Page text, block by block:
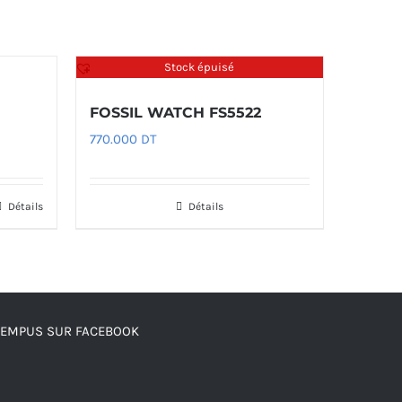
Détails
Stock épuisé
FOSSIL WATCH FS5522
770.000 DT
Détails
SUR FACEBOOK